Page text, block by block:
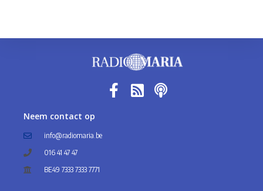
Neem contact op
info@radiomaria.be
016 41 47 47
BE49 7333 7333 7771